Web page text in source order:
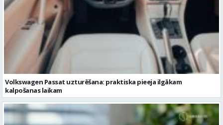
Volkswagen Passat uzturēšana: praktiska pieeja ilgākam
kalpošanas laikam